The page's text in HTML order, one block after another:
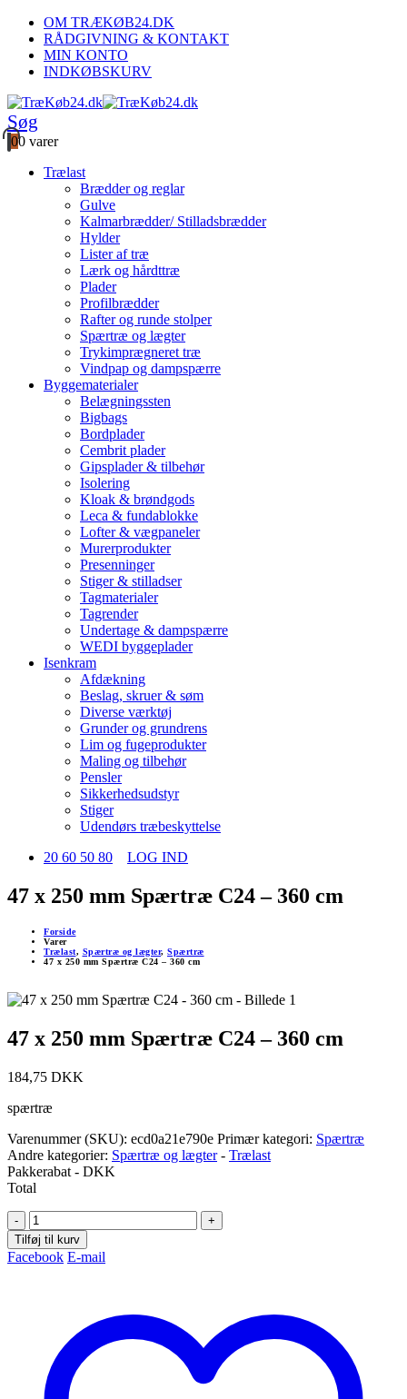
OM TRÆKØB24.DK
RÅDGIVNING & KONTAKT
MIN KONTO
INDKØBSKURV
Søg
00 varer
Trælast
Brædder og reglar
Gulve
Kalmarbrædder/ Stilladsbrædder
Hylder
Lister af træ
Lærk og hårdttræ
Plader
Profilbrædder
Rafter og runde stolper
Spærtræ og lægter
Trykimprægneret træ
Vindpap og dampspærre
Byggematerialer
Belægningssten
Bigbags
Bordplader
Cembrit plader
Gipsplader & tilbehør
Isolering
Kloak & brøndgods
Leca & fundablokke
Lofter & vægpaneler
Murerprodukter
Presenninger
Stiger & stilladser
Tagmaterialer
Tagrender
Undertage & dampspærre
WEDI byggeplader
Isenkram
Afdækning
Beslag, skruer & søm
Diverse værktøj
Grunder og grundrens
Lim og fugeprodukter
Maling og tilbehør
Pensler
Sikkerhedsudstyr
Stiger
Udendørs træbeskyttelse
20 60 50 80
LOG IND
47 x 250 mm Spærtræ C24 – 360 cm
Forside
Varer
Trælast, Spærtræ og lægter, Spærtræ
47 x 250 mm Spærtræ C24 – 360 cm
47 x 250 mm Spærtræ C24 – 360 cm
184,75 DKK
spærtræ
Varenummer (SKU): ecd0a21e790e Primær kategori: Spærtræ
Andre kategorier: Spærtræ og lægter- Trælast
Pakkerabat - DKK
Total
-
+
Tilføj til kurv
Facebook E-mail